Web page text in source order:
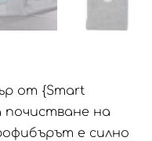
от {Smart
почистване на
е силно